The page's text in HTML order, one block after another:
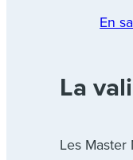
En
La
Les